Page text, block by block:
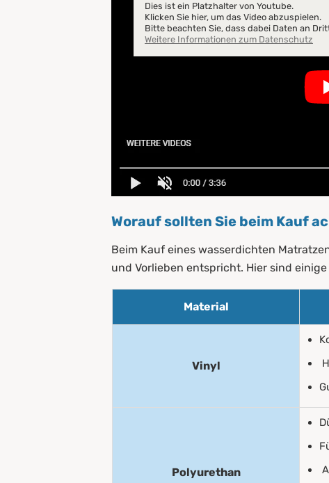
Dies ist ein Platzhalter von Youtube.
Klicken Sie hier, um das Video abzuspielen.
Bitte beachten Sie, dass dabei Daten an
Weitere Informationen zum Datenschutz
Worauf sollten Sie beim Kauf
Beim Kauf eines wasserdichten
und Vorlieben entspricht. Hier sind
Material
Vinyl
Polyurethan